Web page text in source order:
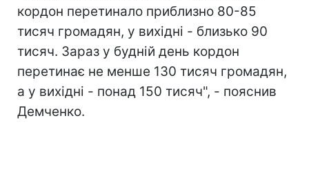
кордон перетинало приблизно 80-85
тисяч громадян, у вихідні - близько 90
тисяч. Зараз у будній день кордон
перетинає не менше 130 тисяч громадян,
а у вихідні - понад 150 тисяч", - пояснив
Демченко.